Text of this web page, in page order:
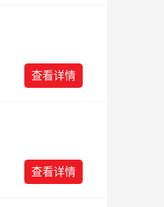
查看详情
查看详情